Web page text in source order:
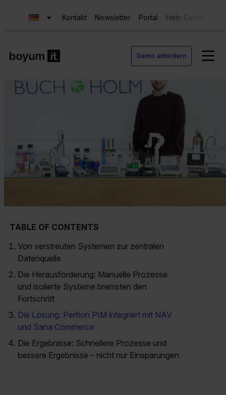
Kontakt Newsletter Portal Help Center
Demo anfordern
TABLE OF CONTENTS
Von verstreuten Systemen zur zentralen
Datenquelle
Die Herausforderung: Manuelle Prozesse
und isolierte Systeme bremsten den
Fortschritt
Die Lösung: Perfion PIM integriert mit NAV
und Sana Commerce
Die Ergebnisse: Schnellere Prozesse und
bessere Ergebnisse – nicht nur Einsparungen